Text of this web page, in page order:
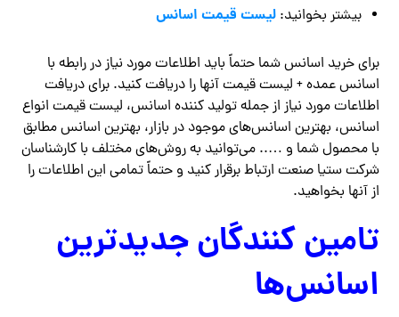
بیشتر بخوانید:لیست قیمت اسانس
برای خرید اسانس شما حتماً باید اطلاعات مورد نیاز در رابطه با
اسانس عمده + لیست قیمت آنها را دریافت کنید. برای دریافت
اطلاعات مورد نیاز از جمله تولید کننده اسانس، لیست قیمت انواع
اسانس، بهترین اسانس‌های موجود در بازار، بهترین اسانس مطابق
با محصول شما و ….. می‌توانید به روش‌های مختلف با کارشناسان
شرکت ستیا صنعت ارتباط برقرار کنید و حتماً تمامی این اطلاعات را
از آنها بخواهید.
تامین کنندگان جدیدترین
اسانس‌ها